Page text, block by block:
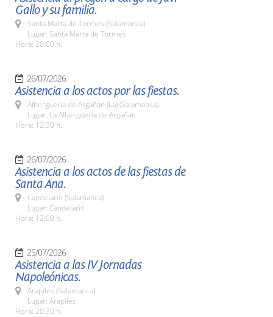
Gallo y su familia.
Santa Marta de Tormes (Salamanca)
Lugar: Santa Marta de Tormes
Hora: 20:00 h.
26/07/2026
Asistencia a los actos por las fiestas.
Alberguería de Argañán (La) (Salamanca)
Lugar: La Alberguería de Argañán
Hora: 12:30 h.
26/07/2026
Asistencia a los actos de las fiestas de
Santa Ana.
Candelario (Salamanca)
Lugar: Candelario
Hora: 12:00 h.
25/07/2026
Asistencia a las IV Jornadas
Napoleónicas.
Arapiles (Salamanca)
Lugar: Arapiles
Hora: 20:30 h.